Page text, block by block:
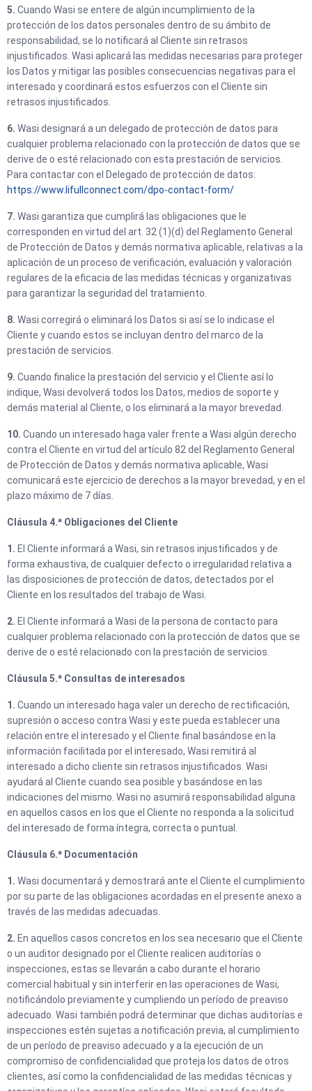
5. Cuando Wasi se entere de algún incumplimiento de la
protección de los datos personales dentro de su ámbito de
responsabilidad, se lo notificará al Cliente sin retrasos
injustificados. Wasi aplicará las medidas necesarias para proteger
los Datos y mitigar las posibles consecuencias negativas para el
interesado y coordinará estos esfuerzos con el Cliente sin
retrasos injustificados.
6. Wasi designará a un delegado de protección de datos para
cualquier problema relacionado con la protección de datos que se
derive de o esté relacionado con esta prestación de servicios.
Para contactar con el Delegado de protección de datos:
https://www.lifullconnect.com/dpo-contact-form/
7. Wasi garantiza que cumplirá las obligaciones que le
corresponden en virtud del art. 32 (1)(d) del Reglamento General
de Protección de Datos y demás normativa aplicable, relativas a la
aplicación de un proceso de verificación, evaluación y valoración
regulares de la eficacia de las medidas técnicas y organizativas
para garantizar la seguridad del tratamiento.
8. Wasi corregirá o eliminará los Datos si así se lo indicase el
Cliente y cuando estos se incluyan dentro del marco de la
prestación de servicios.
9. Cuando finalice la prestación del servicio y el Cliente así lo
indique, Wasi devolverá todos los Datos, medios de soporte y
demás material al Cliente, o los eliminará a la mayor brevedad.
10. Cuando un interesado haga valer frente a Wasi algún derecho
contra el Cliente en virtud del artículo 82 del Reglamento General
de Protección de Datos y demás normativa aplicable, Wasi
comunicará este ejercicio de derechos a la mayor brevedad, y en el
plazo máximo de 7 días.
Cláusula 4.ª Obligaciones del Cliente
1. El Cliente informará a Wasi, sin retrasos injustificados y de
forma exhaustiva, de cualquier defecto o irregularidad relativa a
las disposiciones de protección de datos, detectados por el
Cliente en los resultados del trabajo de Wasi.
2. El Cliente informará a Wasi de la persona de contacto para
cualquier problema relacionado con la protección de datos que se
derive de o esté relacionado con la prestación de servicios.
Cláusula 5.ª Consultas de interesados
1. Cuando un interesado haga valer un derecho de rectificación,
supresión o acceso contra Wasi y este pueda establecer una
relación entre el interesado y el Cliente final basándose en la
información facilitada por el interesado, Wasi remitirá al
interesado a dicho cliente sin retrasos injustificados. Wasi
ayudará al Cliente cuando sea posible y basándose en las
indicaciones del mismo. Wasi no asumirá responsabilidad alguna
en aquellos casos en los que el Cliente no responda a la solicitud
del interesado de forma íntegra, correcta o puntual.
Cláusula 6.ª Documentación
1. Wasi documentará y demostrará ante el Cliente el cumplimiento
por su parte de las obligaciones acordadas en el presente anexo a
través de las medidas adecuadas.
2. En aquellos casos concretos en los sea necesario que el Cliente
o un auditor designado por el Cliente realicen auditorías o
inspecciones, estas se llevarán a cabo durante el horario
comercial habitual y sin interferir en las operaciones de Wasi,
notificándolo previamente y cumpliendo un período de preaviso
adecuado. Wasi también podrá determinar que dichas auditorías e
inspecciones estén sujetas a notificación previa, al cumplimiento
de un período de preaviso adecuado y a la ejecución de un
compromiso de confidencialidad que proteja los datos de otros
clientes, así como la confidencialidad de las medidas técnicas y